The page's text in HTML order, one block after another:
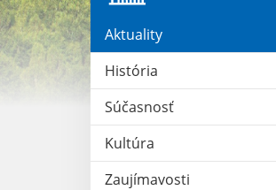
Aktuality
História
Súčasnosť
Kultúra
Zaujímavosti